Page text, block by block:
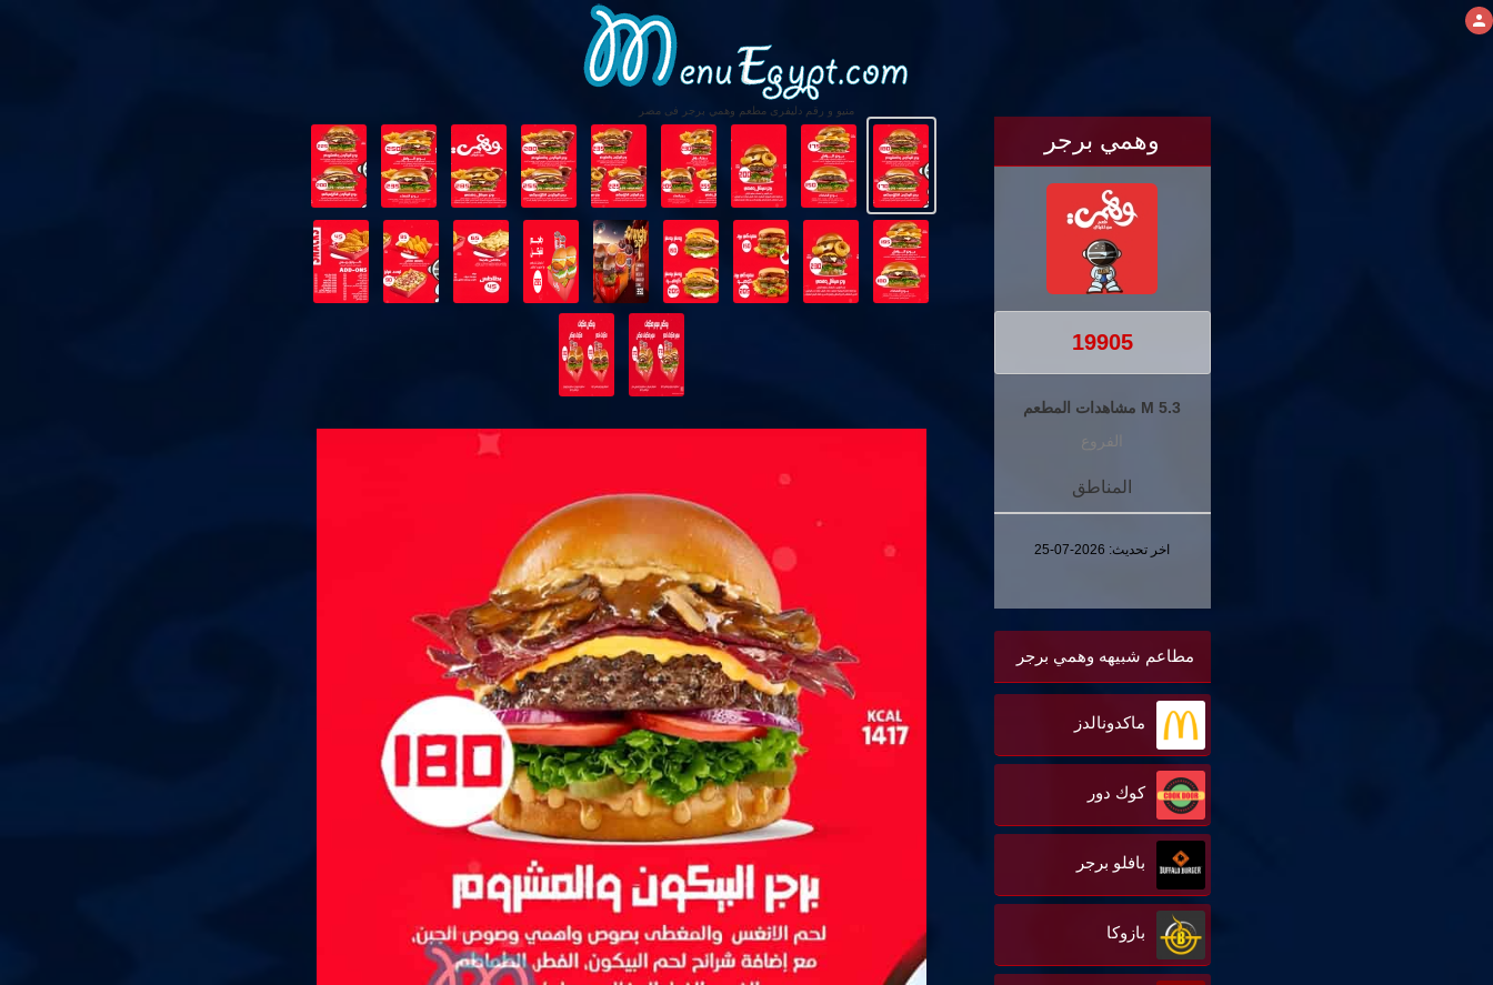
منيو و رقم دليفرى مطعم وهمي برجر فى مصر
وهمي برجر
19905
5.3 M مشاهدات المطعم
الفروع
المناطق
اخر تحديث: 2026-07-25
مطاعم شبيهه وهمي برجر
ماكدونالدز
كوك دور
بافلو برجر
بازوكا